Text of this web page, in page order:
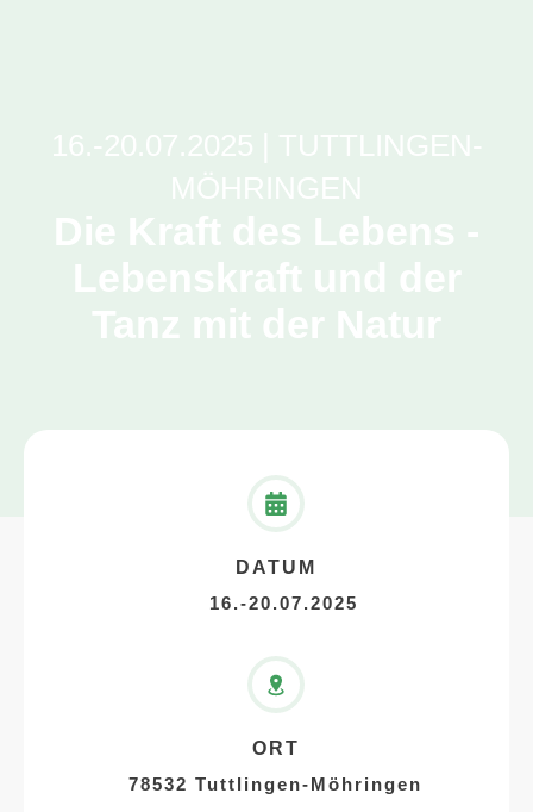
DATUM
16.-20.07.2025
ORT
78532 Tuttlingen-Möhringen